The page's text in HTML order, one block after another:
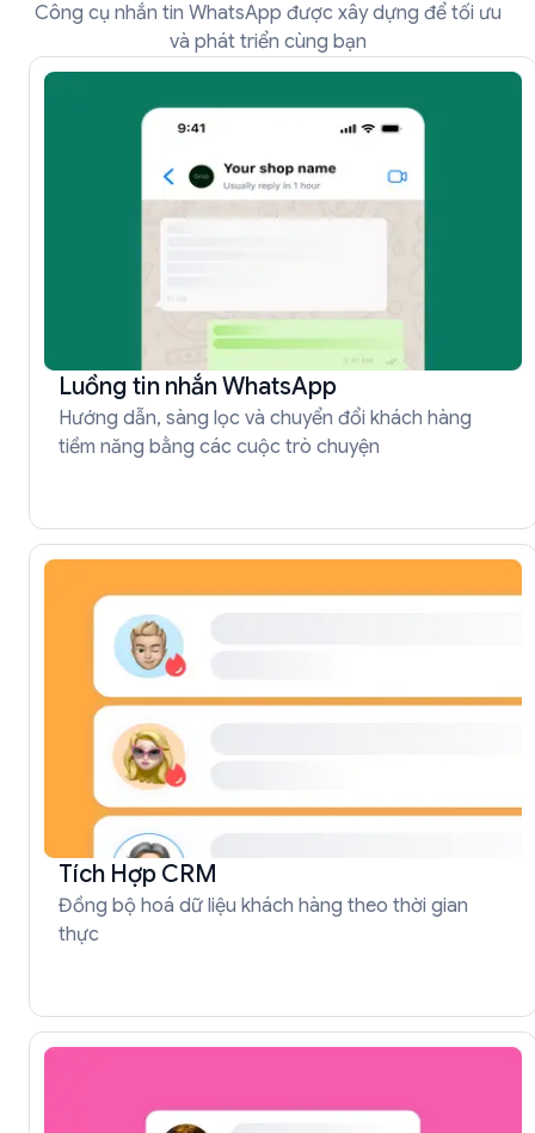
Công cụ nhắn tin WhatsApp được xây dựng để tối ưu
và phát triển cùng bạn
Luồng tin nhắn WhatsApp
Hướng dẫn, sàng lọc và chuyển đổi khách hàng
tiềm năng bằng các cuộc trò chuyện
Tích Hợp CRM
Đồng bộ hoá dữ liệu khách hàng theo thời gian
thực